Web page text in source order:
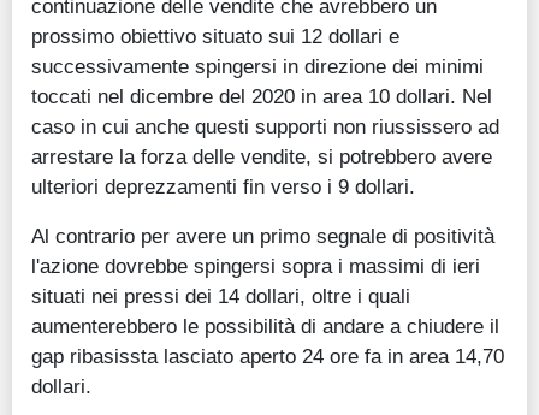
continuazione delle vendite che avrebbero un
prossimo obiettivo situato sui 12 dollari e
successivamente spingersi in direzione dei minimi
toccati nel dicembre del 2020 in area 10 dollari. Nel
caso in cui anche questi supporti non riussissero ad
arrestare la forza delle vendite, si potrebbero avere
ulteriori deprezzamenti fin verso i 9 dollari.
Al contrario per avere un primo segnale di positività
l'azione dovrebbe spingersi sopra i massimi di ieri
situati nei pressi dei 14 dollari, oltre i quali
aumenterebbero le possibilità di andare a chiudere il
gap ribasissta lasciato aperto 24 ore fa in area 14,70
dollari.